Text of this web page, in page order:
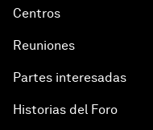
Centros
Reuniones
Partes interesadas
Historias del Foro